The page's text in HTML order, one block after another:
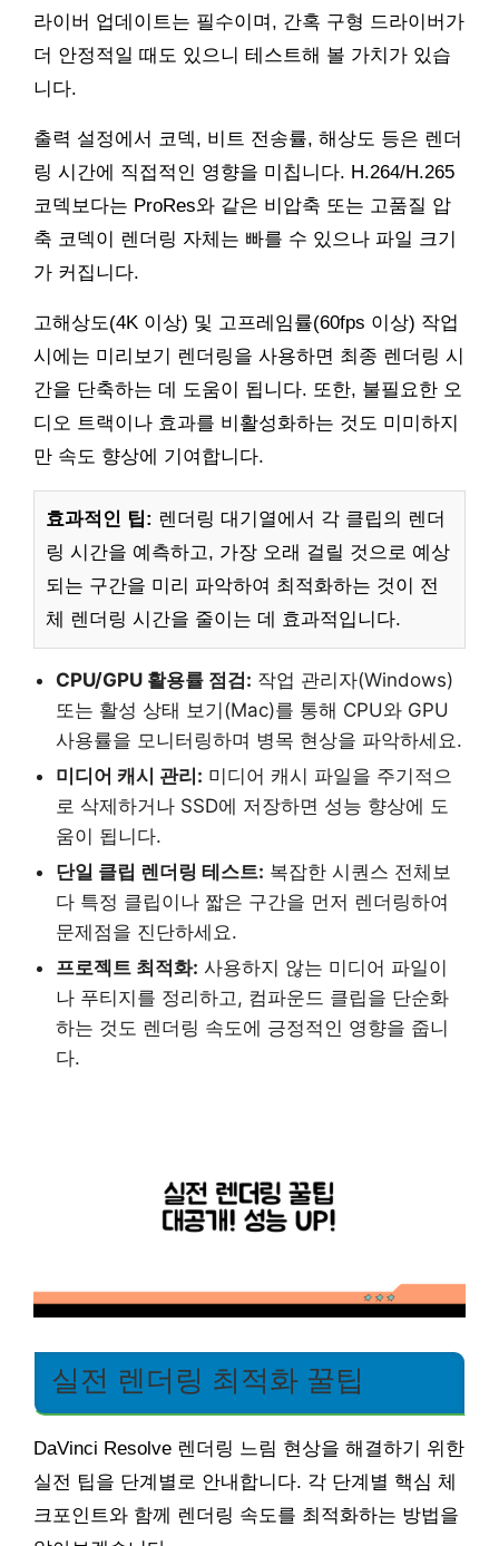
라이버 업데이트는 필수이며, 간혹 구형 드라이버가
더 안정적일 때도 있으니 테스트해 볼 가치가 있습
니다.
출력 설정에서 코덱, 비트 전송률, 해상도 등은 렌더
링 시간에 직접적인 영향을 미칩니다. H.264/H.265
코덱보다는 ProRes와 같은 비압축 또는 고품질 압
축 코덱이 렌더링 자체는 빠를 수 있으나 파일 크기
가 커집니다.
고해상도(4K 이상) 및 고프레임률(60fps 이상) 작업
시에는 미리보기 렌더링을 사용하면 최종 렌더링 시
간을 단축하는 데 도움이 됩니다. 또한, 불필요한 오
디오 트랙이나 효과를 비활성화하는 것도 미미하지
만 속도 향상에 기여합니다.
효과적인 팁: 렌더링 대기열에서 각 클립의 렌더
링 시간을 예측하고, 가장 오래 걸릴 것으로 예상
되는 구간을 미리 파악하여 최적화하는 것이 전
체 렌더링 시간을 줄이는 데 효과적입니다.
CPU/GPU 활용률 점검: 작업 관리자(Windows)
또는 활성 상태 보기(Mac)를 통해 CPU와 GPU
사용률을 모니터링하며 병목 현상을 파악하세요.
미디어 캐시 관리: 미디어 캐시 파일을 주기적으
로 삭제하거나 SSD에 저장하면 성능 향상에 도
움이 됩니다.
단일 클립 렌더링 테스트: 복잡한 시퀀스 전체보
다 특정 클립이나 짧은 구간을 먼저 렌더링하여
문제점을 진단하세요.
프로젝트 최적화: 사용하지 않는 미디어 파일이
나 푸티지를 정리하고, 컴파운드 클립을 단순화
하는 것도 렌더링 속도에 긍정적인 영향을 줍니
다.
실전 렌더링 최적화 꿀팁
DaVinci Resolve 렌더링 느림 현상을 해결하기 위한
실전 팁을 단계별로 안내합니다. 각 단계별 핵심 체
크포인트와 함께 렌더링 속도를 최적화하는 방법을